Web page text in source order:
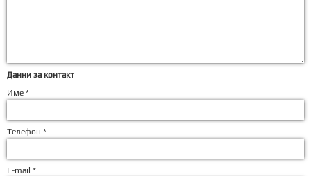
Данни за контакт
Име *
Телефон *
E-mail *